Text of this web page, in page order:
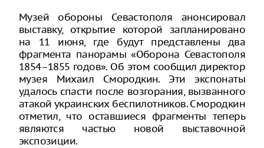
Музей обороны Севастополя анонсировал
выставку, открытие которой запланировано
на 11 июня, где будут представлены два
фрагмента панорамы «Оборона Севастополя
1854–1855 годов». Об этом сообщил директор
музея Михаил Смородкин. Эти экспонаты
удалось спасти после возгорания, вызванного
атакой украинских беспилотников. Смородкин
отметил, что оставшиеся фрагменты теперь
являются частью новой выставочной
экспозиции.